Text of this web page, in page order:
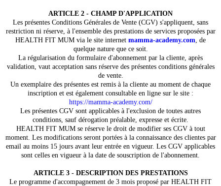
ARTICLE 2 - CHAMP D'APPLICATION
Les présentes Conditions Générales de Vente (CGV) s'appliquent, sans
restriction ni réserve, à l'ensemble des prestations de services proposées par
HEALTH FIT MUM via le site internet mamma-academy.com, de
quelque nature que ce soit.
La régularisation du formulaire d'abonnement par la cliente, après
validation, vaut acceptation sans réserve des présentes conditions générales
de vente.
Un exemplaire des présentes est remis à la cliente au moment de chaque
inscription et est également consultable en ligne sur le site :
https://mamma-academy.com/
Les présentes CGV sont applicables à l'exclusion de toutes autres
conditions, sauf dérogation préalable, expresse et écrite.
HEALTH FIT MUM se réserve le droit de modifier ses CGV à tout
moment. Les modifications seront portées à la connaissance des clientes par
email au moins 15 jours avant leur entrée en vigueur. Les CGV applicables
sont celles en vigueur à la date de souscription de l'abonnement.
ARTICLE 3 - DESCRIPTION DES PRESTATIONS
Le programme d'accompagnement de 3 mois proposé par HEALTH FIT